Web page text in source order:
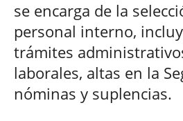
se encarga de la
personal interno,
trámites
laborales, altas en la
nóminas y suplencias.